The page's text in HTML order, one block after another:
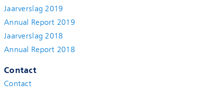
Jaarverslag 2019
Annual Report 2019
Jaarverslag 2018
Annual Report 2018
Contact
Contact